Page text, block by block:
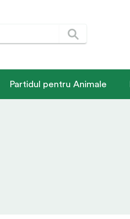
Partidul pentru Animale